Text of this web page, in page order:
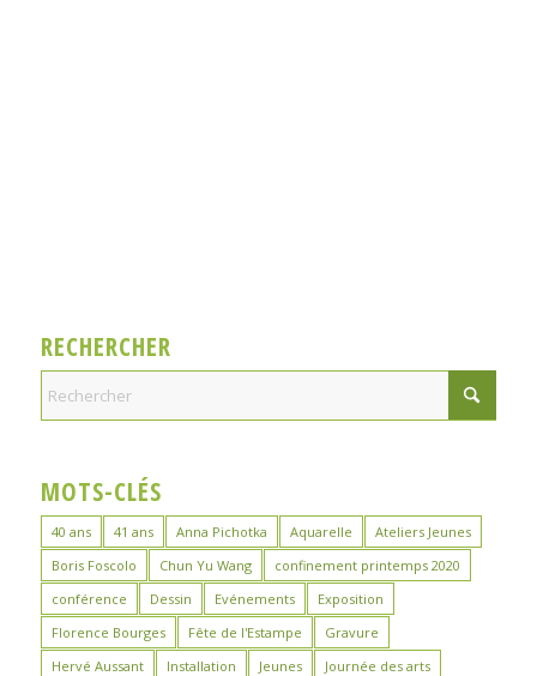
RECHERCHER
MOTS-CLÉS
40 ans 41 ans Anna Pichotka Aquarelle
Ateliers Jeunes
Boris Foscolo
Chun Yu Wang
confinement printemps 2020
conférence
Dessin Evénements
Exposition
Florence Bourges
Fête de l'Estampe
Gravure
Hervé Aussant
Installation Jeunes
Journée des arts